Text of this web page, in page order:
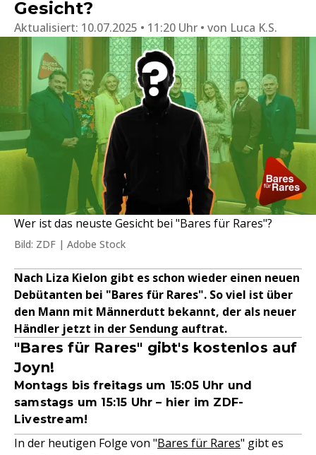
Gesicht?
Aktualisiert: 10.07.2025 • 11:20 Uhr von Luca K.S.
Wer ist das neuste Gesicht bei "Bares für Rares"?
Bild: ZDF | Adobe Stock
Nach Liza Kielon gibt es schon wieder einen neuen
Debütanten bei "Bares für Rares". So viel ist über
den Mann mit Männerdutt bekannt, der als neuer
Händler jetzt in der Sendung auftrat.
"Bares für Rares" gibt's kostenlos auf
Joyn!
Montags bis freitags um 15:05 Uhr und
samstags um 15:15 Uhr – hier im ZDF-
Livestream!
In der heutigen Folge von "Bares für Rares" gibt es